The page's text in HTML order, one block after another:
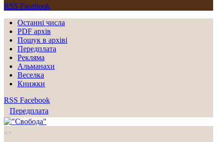
RSS Facebook
Останні числа
PDF архів
Пошук в архіві
Передплата
Рекляма
Альманахи
Веселка
Книжки
RSS Facebook
Передплата